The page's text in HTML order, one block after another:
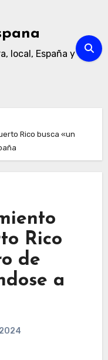
local, España y
Rico busca «un
Rico
de
a